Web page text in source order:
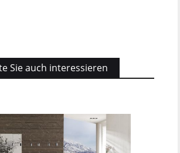
Sie auch interessieren